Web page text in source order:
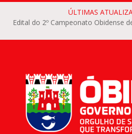
ÚLTIMAS
Edital do 2º Campeonato Obidense